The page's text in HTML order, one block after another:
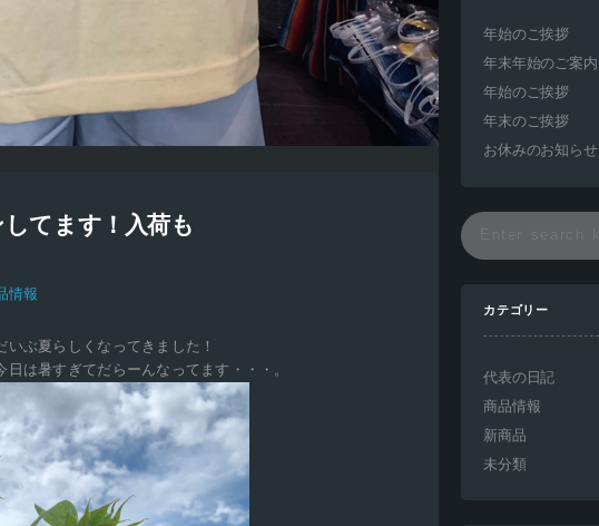
てます！入荷も
情報
いぶ夏らしくなってきました！
日は暑すぎてだらーんなってます・・・。
年始のご挨拶
年末年始のご案内
年始のご挨拶
年末のご挨拶
お休みのお知らせ
カテゴリー
代表の日記
商品情報
新商品
未分類